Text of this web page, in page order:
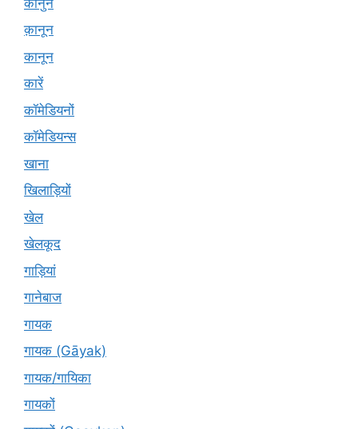
क़ानून
कानून
कारें
कॉमेडियनों
कॉमेडियन्स
खाना
खिलाड़ियों
खेल
खेलकूद
गाड़ियां
गानेबाज
गायक
गायक (Gāyak)
गायक/गायिका
गायकों